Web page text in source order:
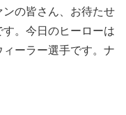
の皆さん、お待たせ
。今日のヒーローは
ーラー選手です。ナ